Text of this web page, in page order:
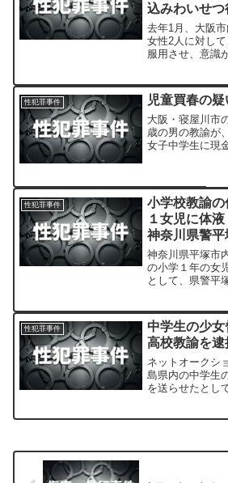
込みわいせ
い アルバイ
去年1月、大阪
女性2人に対し
服用させ、意識
歳のアルバイト
ました。
性犯罪事件 児童買春の
大阪・寝屋川市
歳の男の教諭が
女子中学生に現
性犯罪事件
小学校教諭
１女児に体
神奈川県警平
神奈川県平塚市
の小学１年の女
として、県警平
性犯罪事件
中学生の少
高校教諭を逮
ネットオークシ
島県内の中学生
を送らせたとし